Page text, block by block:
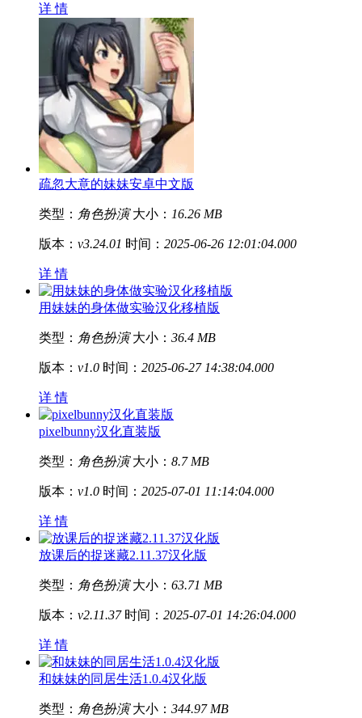
详 情
疏忽大意的妹妹安卓中文版
类型： 角色扮演 大小： 16.26 MB
版本： v3.24.01 时间： 2025-06-26 12:01:04.000
详 情
用妹妹的身体做实验汉化移植版
类型： 角色扮演 大小： 36.4 MB
版本： v1.0 时间： 2025-06-27 14:38:04.000
详 情
pixelbunny汉化直装版
类型： 角色扮演 大小： 8.7 MB
版本： v1.0 时间： 2025-07-01 11:14:04.000
详 情
放课后的捉迷藏2.11.37汉化版
类型： 角色扮演 大小： 63.71 MB
版本： v2.11.37 时间： 2025-07-01 14:26:04.000
详 情
和妹妹的同居生活1.0.4汉化版
类型： 角色扮演 大小： 344.97 MB